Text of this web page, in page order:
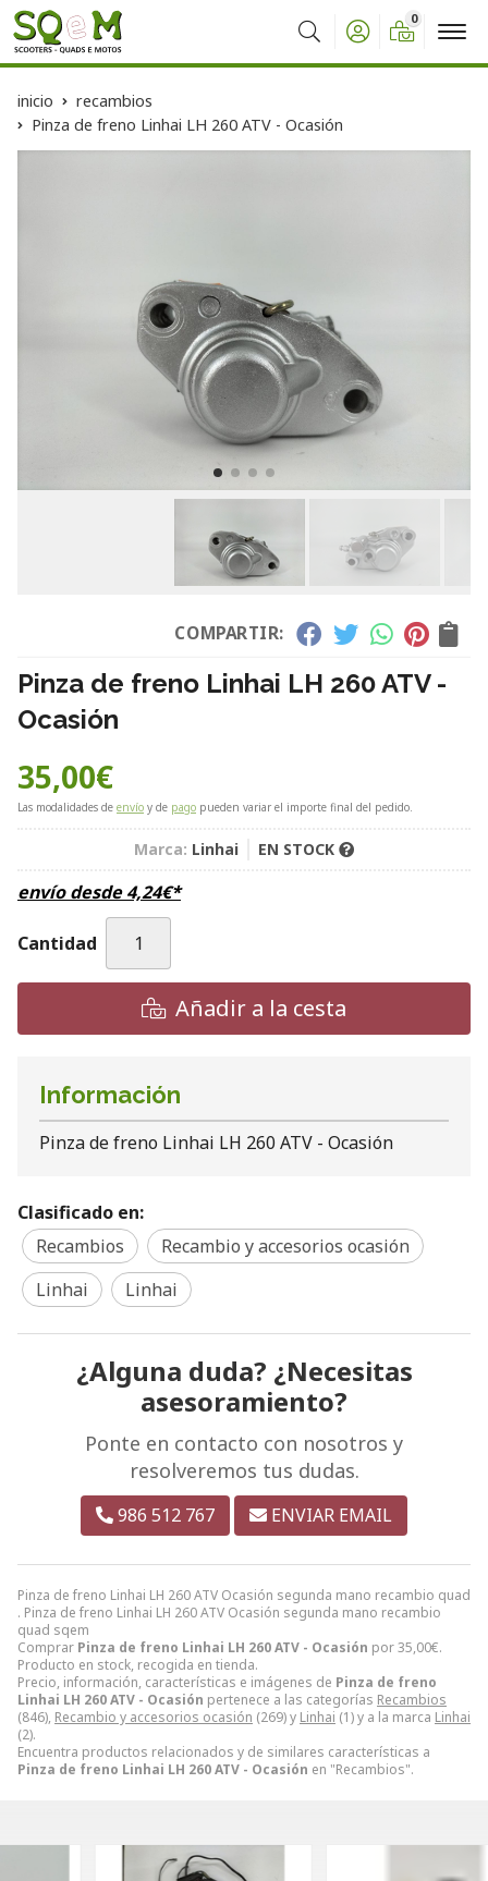
Buscar
0
inicio
recambios
Pinza de freno Linhai LH 260 ATV - Ocasión
COMPARTIR:
Pinza de freno Linhai LH 260 ATV -
Ocasión
35,00€
Las modalidades de envío y de pago pueden variar el importe final del pedido.
Marca: Linhai EN STOCK
envío desde4,24€*
Cantidad
Añadir a la cesta
Pinza de freno Linhai LH 260 ATV Ocasión segunda mano recambio quad
. Pinza de freno Linhai LH 260 ATV Ocasión segunda mano recambio
quad sqem
Comprar Pinza de freno Linhai LH 260 ATV - Ocasión por35,00€.
Producto en stock, recogida en tienda.
Precio, información, características e imágenes de Pinza de freno
Linhai LH 260 ATV - Ocasión pertenece a las categorías Recambios
(846), Recambio y accesorios ocasión (269) y Linhai (1) y a la marca Linhai
(2).
Encuentra productos relacionados y de similares características a
Pinza de freno Linhai LH 260 ATV - Ocasión en "Recambios".
Información
Pinza de freno Linhai LH 260 ATV - Ocasión
Clasificado en:
Recambios
Recambio y accesorios ocasión
Linhai
Linhai
¿Alguna duda? ¿Necesitas
asesoramiento?
Ponte en contacto con nosotros y
resolveremos tus dudas.
986 512 767 ENVIAR EMAIL